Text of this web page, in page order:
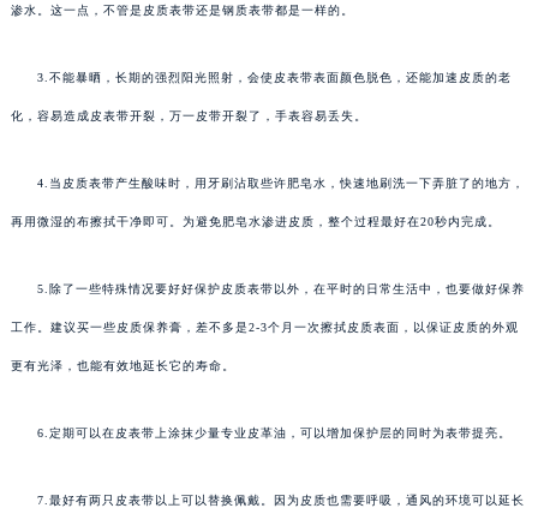
渗水。这一点，不管是皮质表带还是钢质表带都是一样的。
3.不能暴晒，长期的强烈阳光照射，会使皮表带表面颜色脱色，还能加速皮质的老
化，容易造成皮表带开裂，万一皮带开裂了，手表容易丢失。
4.当皮质表带产生酸味时，用牙刷沾取些许肥皂水，快速地刷洗一下弄脏了的地方，
再用微湿的布擦拭干净即可。为避免肥皂水渗进皮质，整个过程最好在20秒内完成。
5.除了一些特殊情况要好好保护皮质表带以外，在平时的日常生活中，也要做好保养
工作。建议买一些皮质保养膏，差不多是2-3个月一次擦拭皮质表面，以保证皮质的外观
更有光泽，也能有效地延长它的寿命。
6.定期可以在皮表带上涂抹少量专业皮革油，可以增加保护层的同时为表带提亮。
7.最好有两只皮表带以上可以替换佩戴。因为皮质也需要呼吸，通风的环境可以延长